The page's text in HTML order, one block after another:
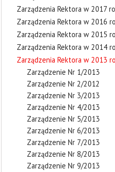
Zarządzenia Rektora w 2017
Zarządzenia Rektora w 2016
Zarządzenia Rektora w 2015
Zarządzenia Rektora w 2014
Zarządzenia Rektora w 2013
Zarządzenie Nr 1/2013
Zarządzenie Nr 2/2012
Zarządzenie Nr 3/2013
Zarządzenie Nr 4/2013
Zarządzenie Nr 5/2013
Zarządzenie Nr 6/2013
Zarządzenie Nr 7/2013
Zarządzenie Nr 8/2013
Zarządzenie Nr 9/2013